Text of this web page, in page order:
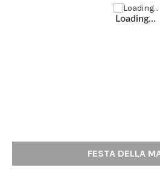
Loading...
FESTA DELLA